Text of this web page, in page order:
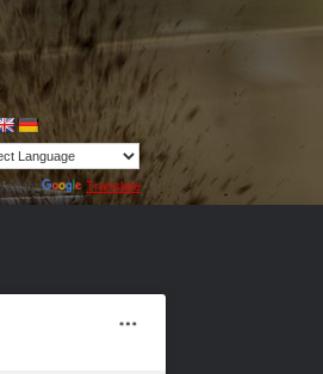
by Translate